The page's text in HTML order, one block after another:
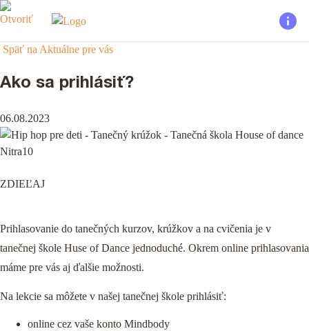
Späť na Aktuálne pre vás
Ako sa prihlásiť?
06.08.2023
ZDIEĽAJ
Prihlasovanie do tanečných kurzov, krúžkov a na cvičenia je v
tanečnej škole Huse of Dance jednoduché. Okrem online prihlasovania
máme pre vás aj ďalšie možnosti.
Na lekcie sa môžete v našej tanečnej škole prihlásiť:
online cez vaše konto Mindbody